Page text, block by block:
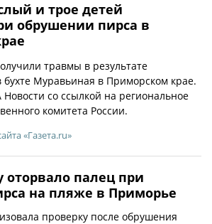
и трое детей
обрушении пирса в
травмы в результате
Муравьиная в Приморском крае.
со ссылкой на региональное
комитета России.
«Газета.ru»
оторвало палец при
на пляже в Приморье
проверку после обрушения